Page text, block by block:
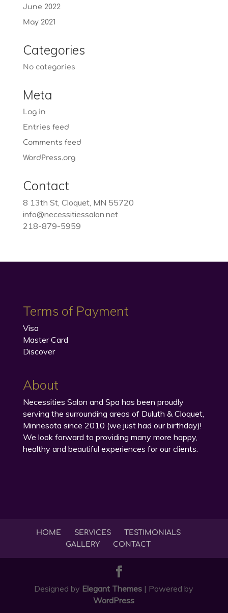
June 2022
May 2021
Categories
No categories
Meta
Log in
Entries feed
Comments feed
WordPress.org
Contact
8 13th St, Cloquet, MN 55720
info@necessitiessalon.net
218-879-5959
Terms of Payment
Visa
Master Card
Discover
About
Necessities Salon and Spa has been proudly
serving the surrounding areas of Duluth & Cloquet,
Minnesota since 2010 (we just had our birthday)!
We look forward to providing many more happy,
healthy and beautiful experiences for our clients.
HOME SERVICES
TESTIMONIALS
GALLERY
CONTACT
Designed by Elegant Themes | Powered by
WordPress